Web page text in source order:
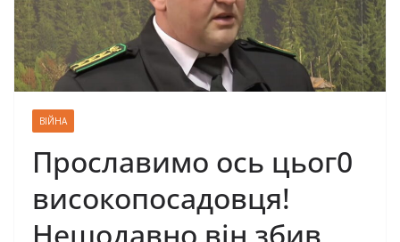
ВІЙНА
Прославимо ось цьог0
високопосадовця!
Нещодавно він збив